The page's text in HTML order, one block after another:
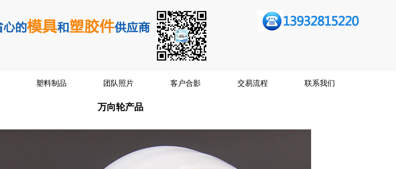
塑料制品 团队照片 客户合影 交易流程 联系我们
万向轮产品